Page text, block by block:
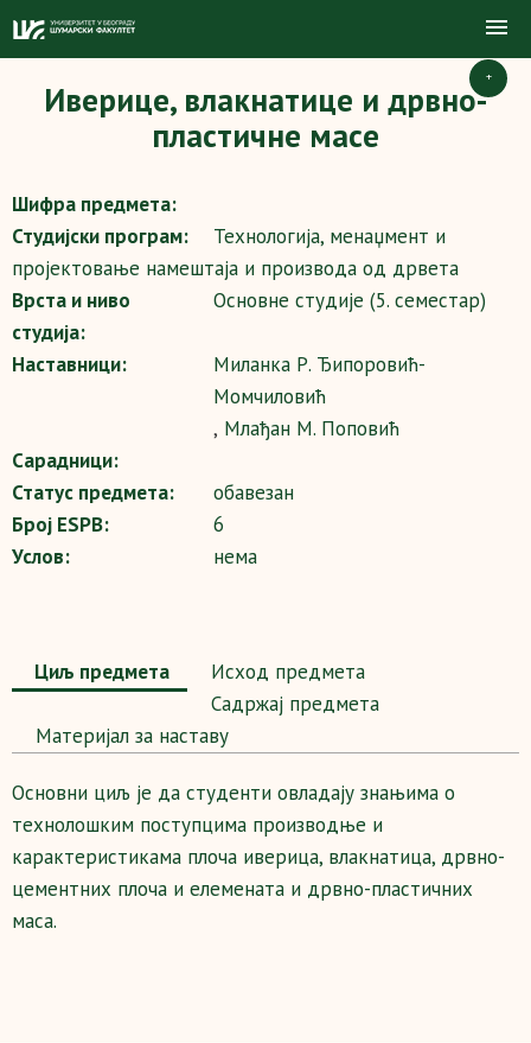
+
Иверице, влакнатице и дрвно-
пластичне масе
Шифра предмета:
Студијски програм:
Технологија, менаџмент и
пројектовање намештаја и производа од дрвета
Врста и ниво
студија:
Основне студије (5. семестар)
Наставници:
Миланка Р. Ђипоровић-
Момчиловић
, Млађан М. Поповић
Сарадници:
Статус предмета:
обавезан
Број ESPB:
6
Услов:
нема
Циљ предмета
Исход предмета
Садржај предмета
Maтеријал за наставу
Основни циљ је да студенти овладају знањима о
технолошким поступцима производње и
карактеристикама плоча иверица, влакнатица, дрвно-
цементних плоча и елемената и дрвно-пластичних
маса.